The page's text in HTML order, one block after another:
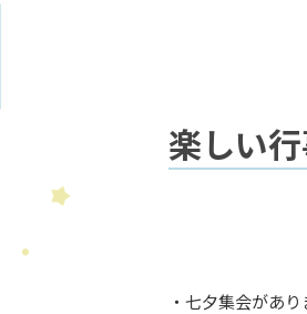
楽しい
・七夕集会があり